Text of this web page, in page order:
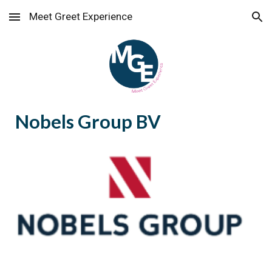
Skip to main content Skip to navigation
Meet Greet Experience
Nobels Group BV